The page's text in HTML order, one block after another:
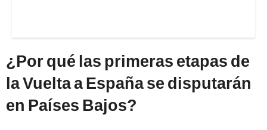
¿Por qué las primeras etapas de
la Vuelta a España se disputarán
en Países Bajos?